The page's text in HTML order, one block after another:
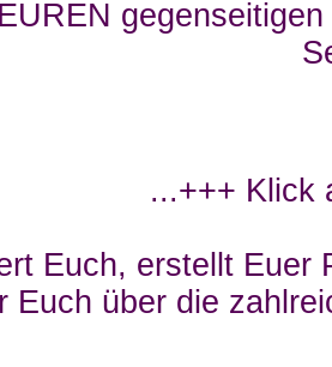
...+++ Klick
Euch, erstellt Euer
Euch über die